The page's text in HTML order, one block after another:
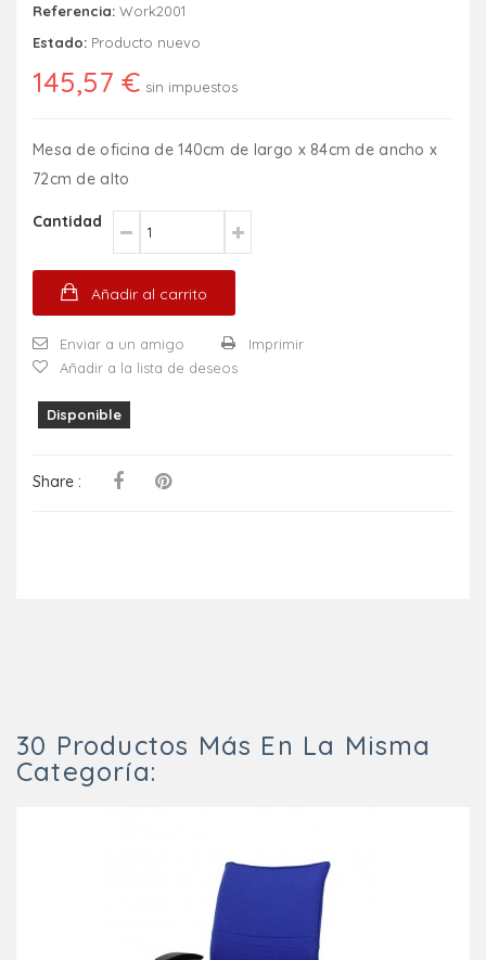
Referencia: Work2001
Estado: Producto nuevo
145,57 € sin impuestos
Mesa de oficina de 140cm de largo x 84cm de ancho x
72cm de alto
Cantidad
Añadir al carrito
Enviar a un amigo
Imprimir
Añadir a la lista de deseos
Disponible
Share :
30 Productos Más En La Misma
Categoría: